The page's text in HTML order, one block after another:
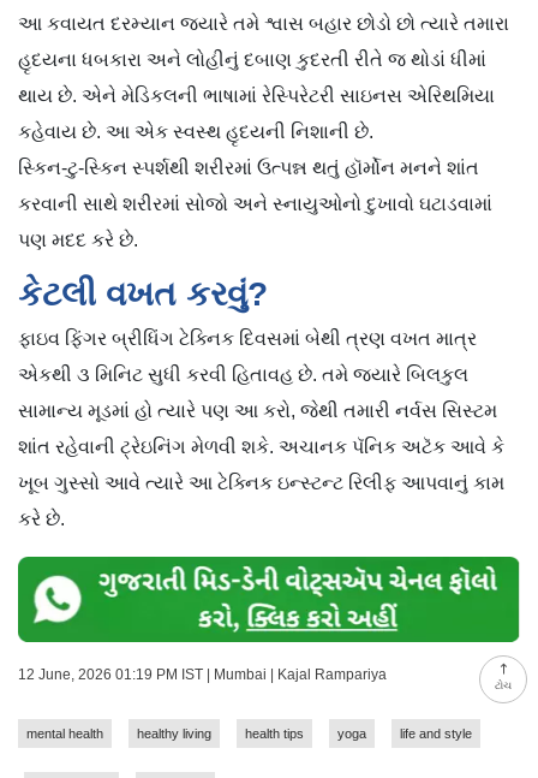
ટોચ
આ કવાયત દરમ્યાન જ્યારે તમે શ્વાસ બહાર છોડો છો ત્યારે તમારા
હૃદયના ધબકારા અને લોહીનું દબાણ કુદરતી રીતે જ થોડાં ધીમાં
થાય છે. એને મેડિકલની ભાષામાં રેસ્પિરેટરી સાઇનસ એરિથમિયા
કહેવાય છે. આ એક સ્વસ્થ હૃદયની નિશાની છે.
સ્કિન-ટુ-સ્કિન સ્પર્શથી શરીરમાં ઉત્પન્ન થતું હૉર્મોન મનને શાંત
કરવાની સાથે શરીરમાં સોજો અને સ્નાયુઓનો દુખાવો ઘટાડવામાં
પણ મદદ કરે છે.
કેટલી વખત કરવું?
ફાઇવ ફિંગર બ્રીધિંગ ટેક્નિક દિવસમાં બેથી ત્રણ વખત માત્ર
એકથી ૩ મિનિટ સુધી કરવી હિતાવહ છે. તમે જ્યારે બિલકુલ
સામાન્ય મૂડમાં હો ત્યારે પણ આ કરો, જેથી તમારી નર્વસ સિસ્ટમ
શાંત રહેવાની ટ્રેઇનિંગ મેળવી શકે. અચાનક પૅનિક અટૅક આવે કે
ખૂબ ગુસ્સો આવે ત્યારે આ ટેક્નિક ઇન્સ્ટન્ટ રિલીફ આપવાનું કામ
કરે છે.
12 June, 2026 01:19 PM IST | Mumbai | Kajal Rampariya
mental health healthy living health tips yoga life and style